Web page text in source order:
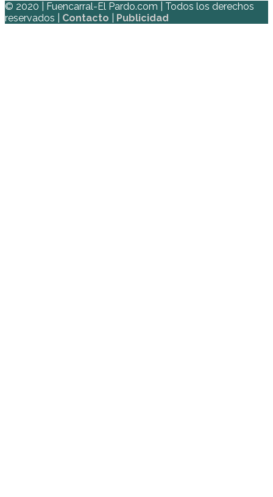
© 2020 | Fuencarral-El Pardo.com | Todos los derechos
reservados | Contacto Publicidad